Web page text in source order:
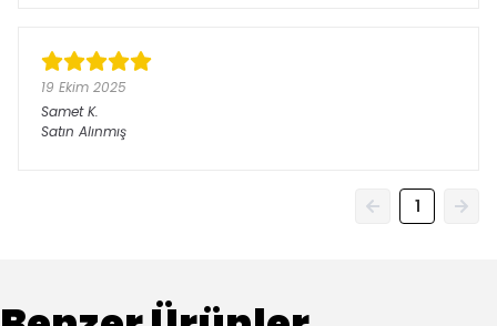
19 Ekim 2025
Samet K.
Satın Alınmış
1